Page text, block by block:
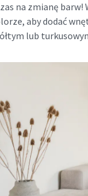
na zmianę barw!
aby dodać
lub